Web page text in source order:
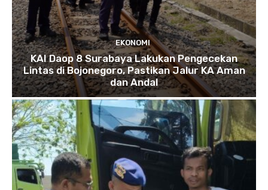
EKONOMI
KAI Daop 8 Surabaya Lakukan Pengecekan
Lintas di Bojonegoro, Pastikan Jalur KA Aman
dan Andal